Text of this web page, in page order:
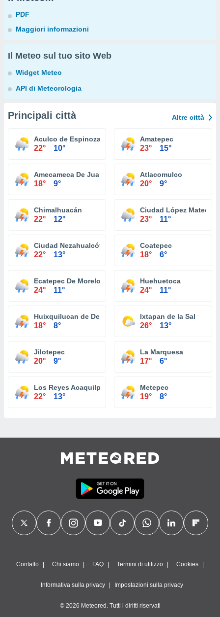
PDF
Maggiori informazioni
Il Meteo sul tuo sito Web
Widget Meteo
API di Meteorologia
Principali città Altre città
Aculco de Espinoza
22° 10°
Amatepec
23° 15°
Amecameca De Juarez
18° 9°
Atlacomulco
20° 9°
Chimalhuacán
22° 12°
Ciudad López Mateos
23° 11°
Ciudad Nezahualcóyotl
22° 13°
Coatepec
18° 6°
Ecatepec De Morelos
24° 11°
Huehuetoca
24° 11°
Huixquilucan de Degollado
18° 8°
Ixtapan de la Sal
26° 13°
Jilotepec
20° 9°
La Marquesa
17° 6°
Los Reyes Acaquilpan
22° 13°
Metepec
19° 8°
Contatto Chi siamo FAQ Termini di utilizzo Cookies
Informativa sulla privacy Impostazioni sulla privacy
© 2026 Meteored. Tutti i diritti riservati